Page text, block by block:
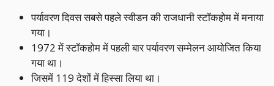
पर्यावरण दिवस सबसे पहले स्वीडन की राजधानी स्टॉकहोम में मनाया
गया।
1972 में स्टॉकहोम में पहली बार पर्यावरण सम्मेलन आयोजित किया
गया था।
जिसमें 119 देशों में हिस्सा लिया था।